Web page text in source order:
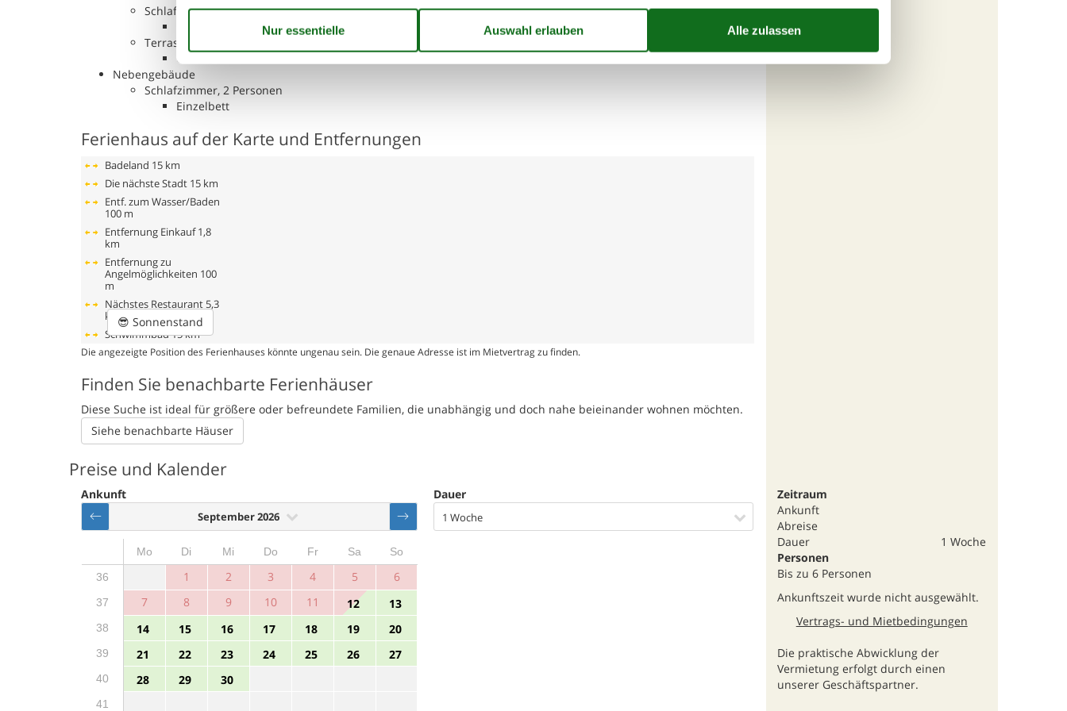
Schlafboden, 2 Personen
Terrasse
Offene und überdachte Terrasse
Nebengebäude
Schlafzimmer, 2 Personen
Einzelbett
Ferienhaus auf der Karte und Entfernungen
Badeland 15 km
Die nächste Stadt 15 km
Entf. zum Wasser/Baden
100 m
Entfernung Einkauf 1,8
km
Entfernung zu
Angelmöglichkeiten 100
m
Nächstes Restaurant 5,3
km
Schwimmbad15 km
😎 Sonnenstand
Die angezeigte Position des Ferienhauses könnte ungenau sein. Die genaue Adresse ist im Mietvertrag zu finden.
Finden Sie benachbarte Ferienhäuser
Diese Suche ist ideal für größere oder befreundete Familien, die unabhängig und doch nahe beieinander wohnen möchten.
Siehe benachbarte Häuser
Preise und Kalender
Ankunft
September 2026
Mo Di Mi Do Fr Sa
So
36
1 2 3 4 5 6
37 7 8 9 10 11 12 13
38 14 15 16 17 18 19 20
39 21 22 23 24 25 26 27
40 28 29 30
41
Dauer
1 Woche
Zeitraum
Ankunft
Abreise
Dauer
1 Woche
Personen
Bis zu 6 Personen
Ankunftszeit wurde nicht ausgewählt.
Vertrags- und Mietbedingungen
Die praktische Abwicklung der
Vermietung erfolgt durch einen
unserer Geschäftspartner.